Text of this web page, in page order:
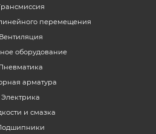
перемещения
Вентиляция
оборудование
арматура
Электрика
и смазка